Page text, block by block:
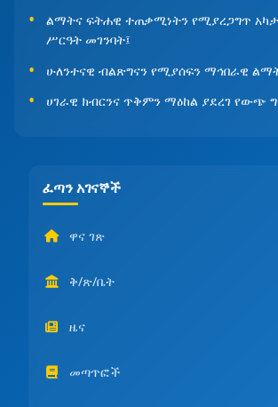
ልማትና ፍትሐዊ ተጠቃሚነትን የሚያረጋግጥ
ሥርዓት መገንባት፤
ሁለንተናዊ ብልጽግናን የሚያሰፍን ማኅበራዊ
ሀገራዊ ክብርንና ጥቅምን ማዕከል ያደረገ የውጭ
ፈጣን አገናኞች
ዋና ገጽ
ቅ/ጽ/ቤት
ዜና
መጣጥፎች